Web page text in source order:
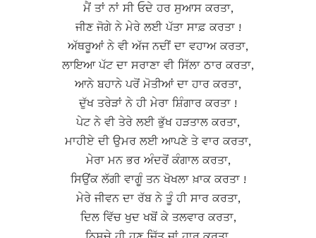
ਮੈਂ ਤਾਂ ਨਾਂ ਸੀ ਓਦੇ ਹਰ ਸੁਆਸ ਕਰਤਾ,
ਜੀਣ ਜੋਗੇ ਨੇ ਮੇਰੇ ਲਈ ਪੱਤਾ ਸਾਫ਼ ਕਰਤਾ !
ਅੱਥਰੂਆਂ ਨੇ ਵੀ ਅੱਜ ਨਦੀਂ ਦਾ ਵਹਾਅ ਕਰਤਾ,
ਲਾਇਆ ਪੱਟ ਦਾ ਸਰਾਣਾ ਵੀ ਸਿੱਲਾ ਠਾਰ ਕਰਤਾ,
ਆਨੇ ਬਹਾਨੇ ਪਰੋਂ ਮੋਤੀਆਂ ਦਾ ਹਾਰ ਕਰਤਾ,
ਦੁੱਖ ਤਰੇੜਾਂ ਨੇ ਹੀ ਮੇਰਾ ਸ਼ਿੰਗਾਰ ਕਰਤਾ !
ਪੇਟ ਨੇ ਵੀ ਤੇਰੇ ਲਈ ਭੁੱਖ ਹੜਤਾਲ ਕਰਤਾ,
ਮਾਹੀਏ ਦੀ ਉਮਰ ਲਈ ਆਪਣੇ ਤੇ ਵਾਰ ਕਰਤਾ,
ਮੇਰਾ ਮਨ ਭਰ ਅੰਦਰੋਂ ਕੰਗਾਲ ਕਰਤਾ,
ਸਿਉਂਕ ਲੱਗੀ ਵਾਗੂੰ ਤਨ ਖੋਖਲਾ ਖ਼ਾਕ ਕਰਤਾ !
ਮੇਰੇ ਜੀਵਨ ਦਾ ਰੱਬ ਨੇ ਤੂੰ ਹੀ ਸਾਰ ਕਰਤਾ,
ਦਿਲ ਵਿੱਚ ਖੁਦ ਖਬੋਂ ਕੇ ਤਲਵਾਰ ਕਰਤਾ,